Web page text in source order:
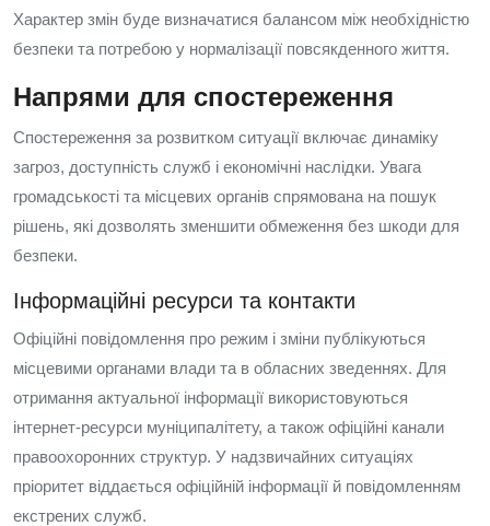
Характер змін буде визначатися балансом між необхідністю
безпеки та потребою у нормалізації повсякденного життя.
Напрями для спостереження
Спостереження за розвитком ситуації включає динаміку
загроз, доступність служб і економічні наслідки. Увага
громадськості та місцевих органів спрямована на пошук
рішень, які дозволять зменшити обмеження без шкоди для
безпеки.
Інформаційні ресурси та контакти
Офіційні повідомлення про режим і зміни публікуються
місцевими органами влади та в обласних зведеннях. Для
отримання актуальної інформації використовуються
інтернет‑ресурси муніципалітету, а також офіційні канали
правоохоронних структур. У надзвичайних ситуаціях
пріоритет віддається офіційній інформації й повідомленням
екстрених служб.